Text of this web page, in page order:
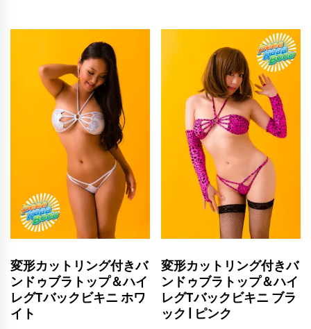
変形カットリング付きバ
ンドゥブラトップ＆ハイ
レグTバックビキニ ホワ
イト
変形カットリング付きバ
ンドゥブラトップ＆ハイ
レグTバックビキニ ブラ
ック | ピンク